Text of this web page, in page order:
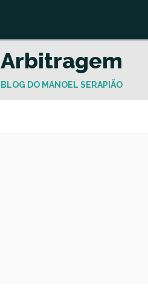
Arbitragem
BLOG DO MANOEL SERAPIÃO